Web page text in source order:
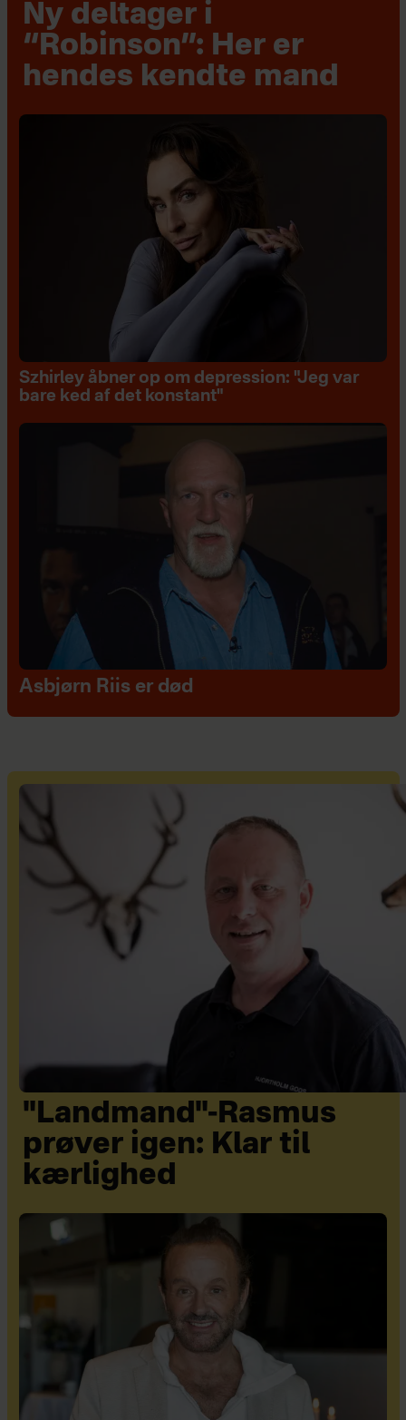
Ny deltager i
“Robinson”: Her er
hendes kendte mand
Szhirley åbner op om depression: "Jeg var
bare ked af det konstant"
Asbjørn Riis er død
"Landmand"-Rasmus
prøver igen: Klar til
kærlighed